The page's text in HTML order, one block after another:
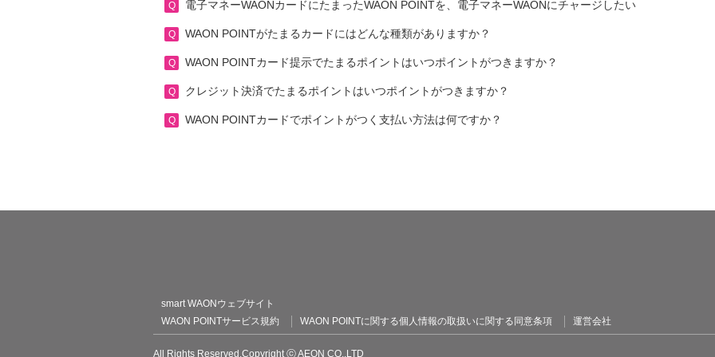
電子マネーWAONカードにたまったWAON POINTを、電子マネーWAONにチャージしたい
WAON POINTがたまるカードにはどんな種類がありますか？
WAON POINTカード提示でたまるポイントはいつポイントがつきますか？
クレジット決済でたまるポイントはいつポイントがつきますか？
WAON POINTカードでポイントがつく支払い方法は何ですか？
WAON POINT
smart WAONウェブサイト
WAON POINTサービス規約
WAON POINTに関する個人情報の取扱いに関する同意条項 運営会社
All Rights Reserved.Copyright ⓒ AEON CO.,LTD